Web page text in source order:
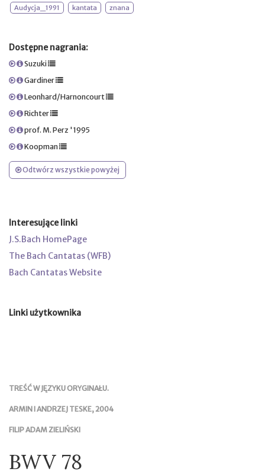
Audycja_1991
kantata znana
Dostępne nagrania:
Suzuki
Gardiner
Leonhard/Harnoncourt
Richter
prof. M. Perz '1995
Koopman
Odtwórz wszystkie powyżej
Interesujące linki
J.S.Bach HomePage
The Bach Cantatas (WFB)
Bach Cantatas Website
Linki użytkownika
TREŚĆ W JĘZYKU ORYGINAŁU.
ARMIN I ANDRZEJ TESKE, 2004
FILIP ADAM ZIELIŃSKI
BWV 78